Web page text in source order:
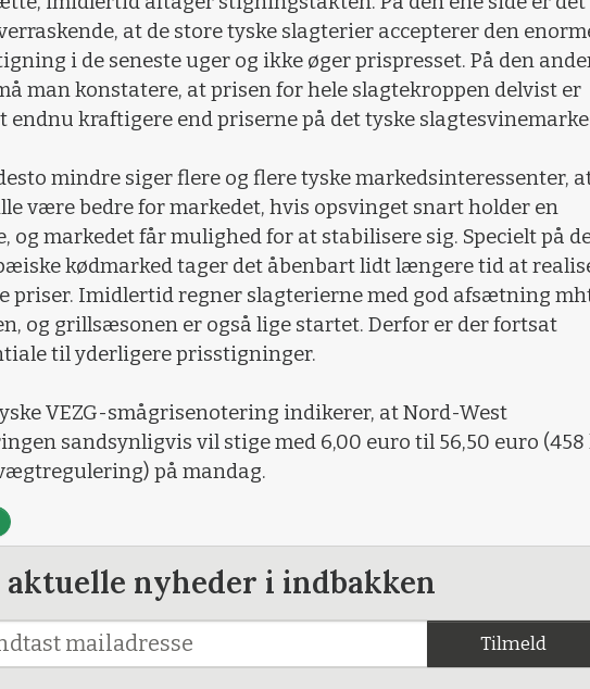
at de store tyske slagterier accepterer den
i de seneste uger og ikke øger prispresset. På den
man konstatere, at prisen for hele slagtekroppen delvist er
endnu kraftigere end priserne på det tyske
mindre siger flere og flere tyske markedsinteressenter,
være bedre for markedet, hvis opsvinget snart holder en
og markedet får mulighed for at stabilisere sig. Specielt på
kødmarked tager det åbenbart lidt længere tid at
priser. Imidlertid regner slagterierne med god afsætning
og grillsæsonen er også lige startet. Derfor er der fortsat
til yderligere prisstigninger.
VEZG-smågrisenotering indikerer, at Nord-West
sandsynligvis vil stige med 6,00 euro til 56,50 euro (458
på mandag.
aktuelle nyheder i indbakken
Tilmeld